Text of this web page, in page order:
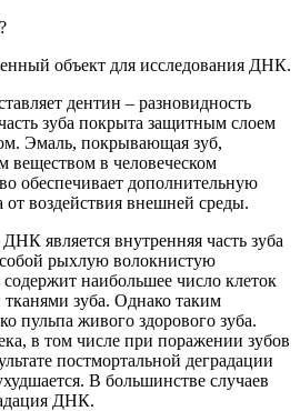
объект для исследования ДНК.
дентин – разновидность
зуба покрыта защитным слоем
Эмаль, покрывающая зуб,
веществом в человеческом
обеспечивает дополнительную
воздействия внешней среды.
является внутренняя часть зуба
собой рыхлую волокнистую
наибольшее число клеток
зуба. Однако таким
пульпа живого здорового зуба.
, в том числе при поражении зубов
постмортальной деградации
В большинстве случаев
ДНК.